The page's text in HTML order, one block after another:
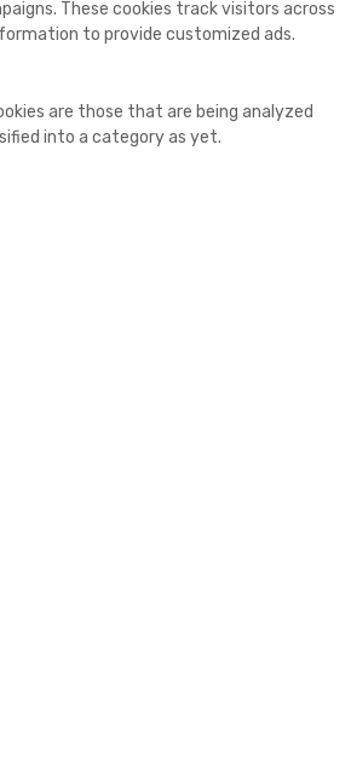
These cookies track visitors across
to provide customized ads.
are those that are being analyzed
into a category as yet.